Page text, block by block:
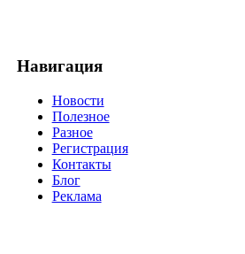
Навигация
Новости
Полезное
Разное
Регистрация
Контакты
Блог
Реклама